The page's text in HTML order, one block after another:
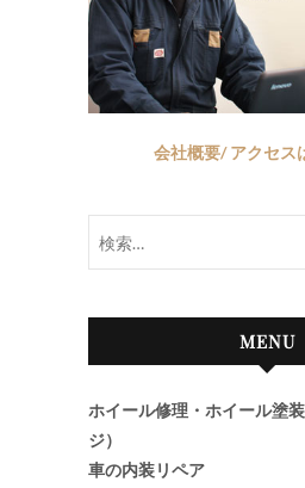
会社概要/ アクセス
MENU
ホイール修理・ホイール塗
ジ）
車の内装リペア